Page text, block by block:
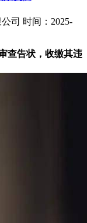
司 时间：2025-
告状，收缴其违